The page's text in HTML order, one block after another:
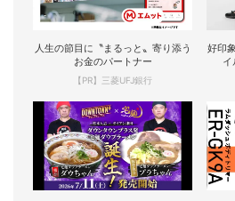
人生の節目に〝まるっと〟寄り添う
お金のパートナー
【PR】三菱UFJ銀行
好印
イ